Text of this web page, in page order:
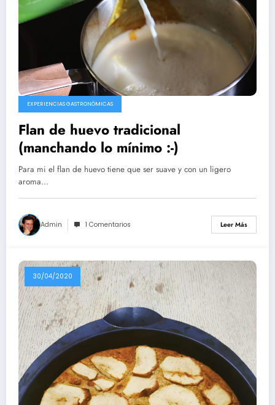
EXPERIENCIAS GASTRONÓMICAS
Flan de huevo tradicional
(manchando lo mínimo :-)
Para mi el flan de huevo tiene que ser suave y con un ligero
aroma…
Admin 1 Comentarios Leer Más
30/04/2020